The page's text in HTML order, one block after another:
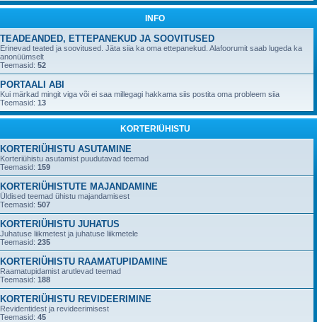
INFO
TEADEANDED, ETTEPANEKUD JA SOOVITUSED
Erinevad teated ja soovitused. Jäta siia ka oma ettepanekud. Alafoorumit saab lugeda ka
anonüümselt
Teemasid: 52
PORTAALI ABI
Kui märkad mingit viga või ei saa millegagi hakkama siis postita oma probleem siia
Teemasid: 13
KORTERIÜHISTU
KORTERIÜHISTU ASUTAMINE
Korteriühistu asutamist puudutavad teemad
Teemasid: 159
KORTERIÜHISTUTE MAJANDAMINE
Üldised teemad ühistu majandamisest
Teemasid: 507
KORTERIÜHISTU JUHATUS
Juhatuse liikmetest ja juhatuse liikmetele
Teemasid: 235
KORTERIÜHISTU RAAMATUPIDAMINE
Raamatupidamist arutlevad teemad
Teemasid: 188
KORTERIÜHISTU REVIDEERIMINE
Revidentidest ja revideerimisest
Teemasid: 45